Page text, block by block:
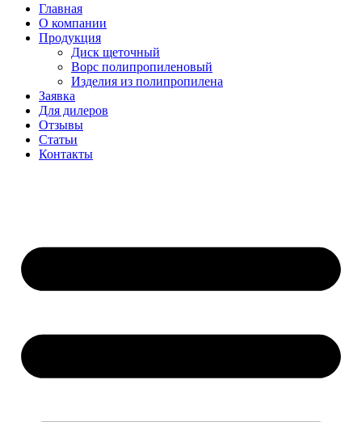
Главная
О компании
Продукция
Диск щеточный
Ворс полипропиленовый
Изделия из полипропилена
Заявка
Для дилеров
Отзывы
Статьи
Контакты